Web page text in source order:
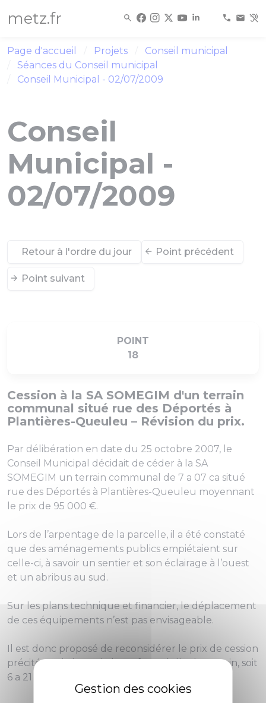
metz.fr
Page d'accueil Projets
Conseil municipal
Séances du Conseil municipal
Conseil Municipal - 02/07/2009
Conseil
Municipal -
02/07/2009
Retour à l'ordre du jour Point précédent
Point suivant
POINT
18
Cession à la SA SOMEGIM d'un terrain
communal situé rue des Déportés à
Plantières-Queuleu – Révision du prix.
Par délibération en date du 25 octobre 2007, le
Conseil Municipal décidait de céder à la SA
SOMEGIM un terrain communal de 7 a 07 ca situé
rue des Déportés à Plantières-Queuleu moyennant
le prix de 95 000 €.
Lors de l’arpentage de la parcelle, il a été constaté
que des aménagements publics empiétaient sur
celle-ci, à savoir un sentier et son éclairage à l’ouest
et un abribus au sud.
Sur les plans technique et financier, le déplacement
de ces équipements n’est pas envisageable.
Il est donc proposé de reconsidérer le prix de cession
précité sur la base de la surface réelle du terrain, soit
6 a 21 ca et de fixer celui-ci à 83 444 €.